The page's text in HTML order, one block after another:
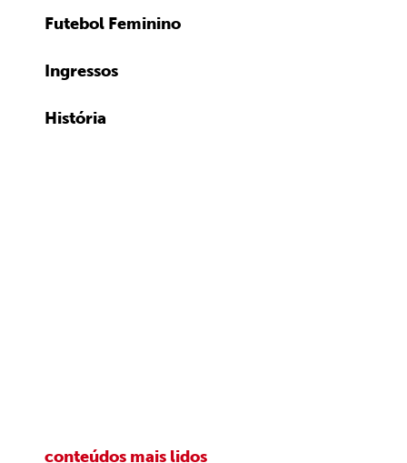
Futebol Feminino
Ingressos
História
conteúdos mais lidos